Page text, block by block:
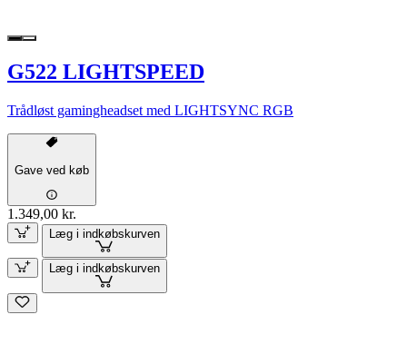
G522 LIGHTSPEED
Trådløst gamingheadset med LIGHTSYNC RGB
Gave ved køb
1.349,00 kr.
Læg i indkøbskurven
Læg i indkøbskurven